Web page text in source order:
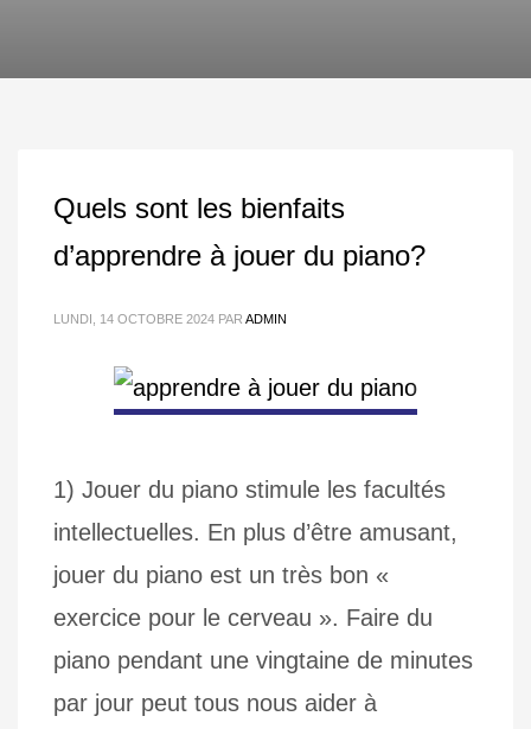
Quels sont les bienfaits
d’apprendre à jouer du piano?
LUNDI, 14 OCTOBRE 2024 PAR ADMIN
1) Jouer du piano stimule les facultés
intellectuelles. En plus d’être amusant,
jouer du piano est un très bon «
exercice pour le cerveau ». Faire du
piano pendant une vingtaine de minutes
par jour peut tous nous aider à